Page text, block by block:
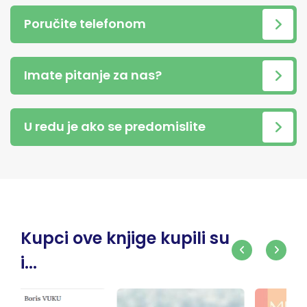
Poručite telefonom
Imate pitanje za nas?
U redu je ako se predomislite
Kupci ove knjige kupili su
i...